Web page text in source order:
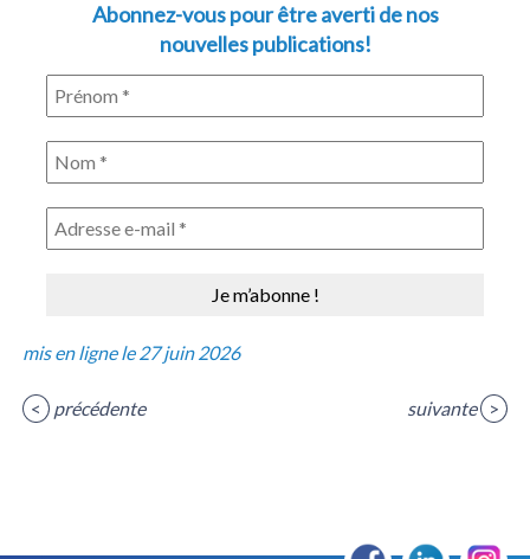
Abonnez-vous pour être averti de nos
nouvelles publications!
mis en ligne le 27 juin 2026
< précédente suivante >